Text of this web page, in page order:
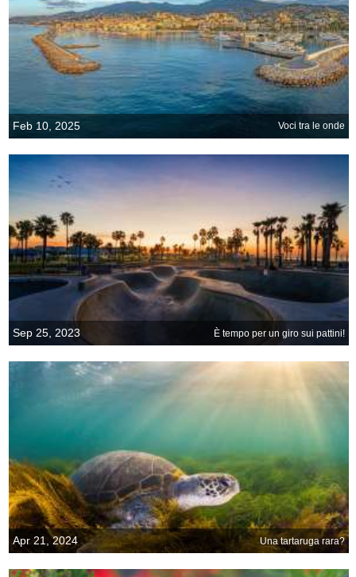
Feb 10, 2025 Voci tra le onde
Sep 25, 2023 È tempo per un giro sui pattini!
Apr 21, 2024 Una tartaruga rara?